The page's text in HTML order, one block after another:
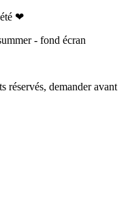
❤
réservés, demander avant